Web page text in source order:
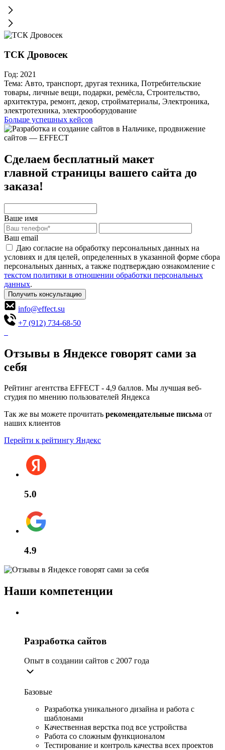
ТСК Дровосек
Год: 2021
Тема: Авто, транспорт, другая техника, Потребительские
товары, личные вещи, подарки, ремёсла, Строительство,
архитектура, ремонт, декор, стройматериалы, Электроника,
электротехника, электрооборудование
Больше успешных кейсов
Сделаем бесплатный макет
главной страницы вашего сайта до
заказа!
Ваше имя
Ваш email
Даю согласие на обработку персональных данных на
условиях и для целей, определенных в указанной форме сбора
персональных данных, а также подтверждаю ознакомление с
текстом политики в отношении обработки персональных
данных.
Получить консультацию
info@effect.su
+7 (912) 734-68-50
Отзывы в Яндексе говорят сами за
себя
Рейтинг агентства EFFECT - 4,9 баллов. Мы лучшая веб-
студия по мнению пользователей Яндекса
Так же вы можете прочитать рекомендательные письма от
наших клиентов
Перейти к рейтингу Яндекс
5.0
4.9
Наши компетенции
Разработка сайтов
Опыт в создании сайтов с 2007 года
Базовые
Разработка уникального дизайна и работа с
шаблонами
Качественная верстка под все устройства
Работа со сложным функционалом
Тестирование и контроль качества всех проектов